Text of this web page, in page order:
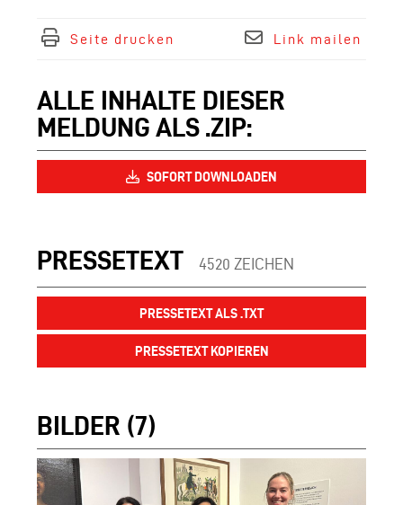
Seite drucken Link mailen
ALLE INHALTE DIESER
MELDUNG ALS .ZIP:
SOFORT DOWNLOADEN
PRESSETEXT 4520 ZEICHEN
PRESSETEXT ALS .TXT
PRESSETEXT KOPIEREN
BILDER (7)